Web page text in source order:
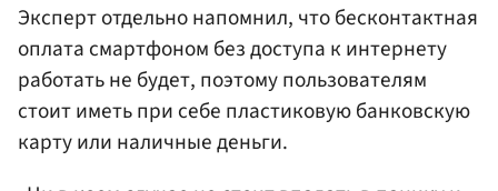
Эксперт отдельно напомнил, что бесконтактная
оплата смартфоном без доступа к интернету
работать не будет, поэтому пользователям
стоит иметь при себе пластиковую банковскую
карту или наличные деньги.